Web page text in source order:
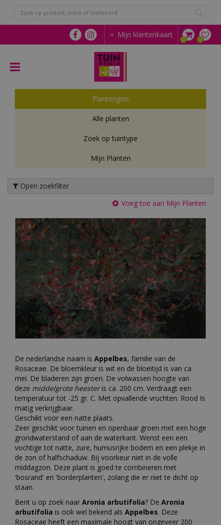
n
a
Mijn klantenkaart
Plantengids
Alle planten
Zoek op tuintype
Mijn Planten
Open zoekfilter
Voeg toe aan Mijn Planten
De nederlandse naam is Appelbes, familie van de
Rosaceae. De bloemkleur is wit en de bloeitijd is van ca.
mei. De bladeren zijn groen. De volwassen hoogte van
deze middelgrote heesteris ca. 200 cm. Verdraagt een
temperatuur tot -25 gr. C. Met opvallende vruchten. Rood Is
matig verkrijgbaar.
Geschikt voor een natte plaats.
Zeer geschikt voor tuinen en openbaar groen met een hoge
grondwaterstand of aan de waterkant. Wenst een een
vochtige tot natte, zure, humusrijke bodem en een plekje in
de zon of halfschaduw. Bij voorkeur niet in de volle
middagzon. Deze plant is goed te combineren met
'bosrand' en 'borderplanten', zolang die er niet te dicht op
staan.
Bent u op zoek naar Aronia arbutifolia? De Aronia
arbutifolia is ook wel bekend als Appelbes. Deze
Rosaceae heeft een maximale hoogt van ongeveer 200